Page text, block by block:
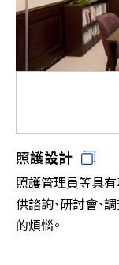
照護設計
照護管理員等具
供諮詢、研討會、
的煩惱。